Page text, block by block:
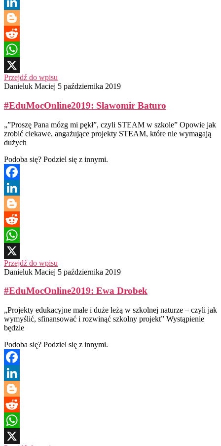
Facebook
LinkedIn
Blogger
Reddit
WhatsApp
X
Przejdź do wpisu
Danieluk Maciej 5 października 2019
#EduMocOnline2019: Sławomir Baturo
„”Proszę Pana mózg mi pękł”, czyli STEAM w szkole” Opowie jak
zrobić ciekawe, angażujące projekty STEAM, które nie wymagają
dużych
Podoba się? Podziel się z innymi.
Facebook
LinkedIn
Blogger
Reddit
WhatsApp
X
Przejdź do wpisu
Danieluk Maciej 5 października 2019
#EduMocOnline2019: Ewa Drobek
„Projekty edukacyjne małe i duże leżą w szkolnej naturze – czyli jak
wymyślić, sfinansować i rozwinąć szkolny projekt” Wystąpienie
będzie
Podoba się? Podziel się z innymi.
Facebook
LinkedIn
Blogger
Reddit
WhatsApp